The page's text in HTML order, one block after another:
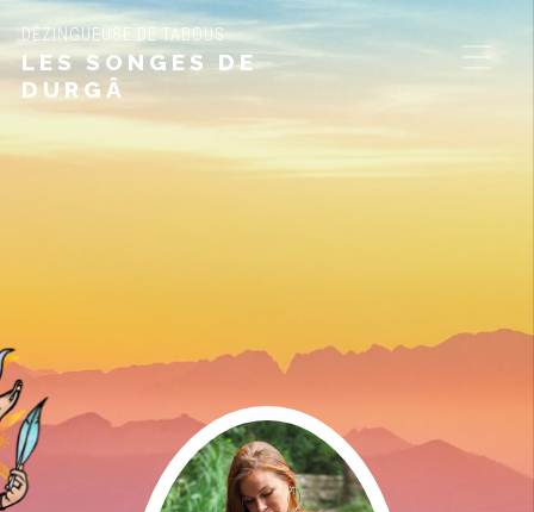
DÉZINGUEUSE DE TABOUS
LES SONGES DE
DURGÂ